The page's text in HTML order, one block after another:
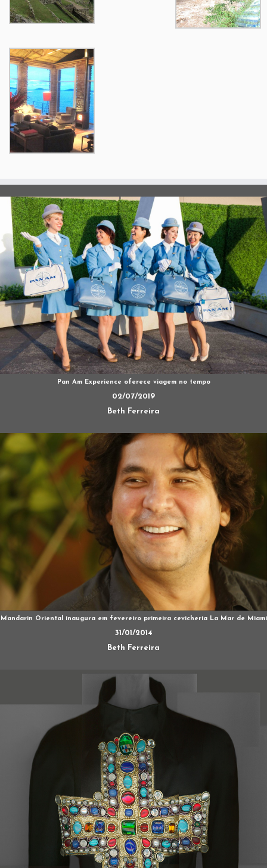
Pan Am Experience oferece viagem no tempo
02/07/2019
Beth Ferreira
Mandarin Oriental inaugura em fevereiro primeira cevicheria La Mar de Miami
31/01/2014
Beth Ferreira